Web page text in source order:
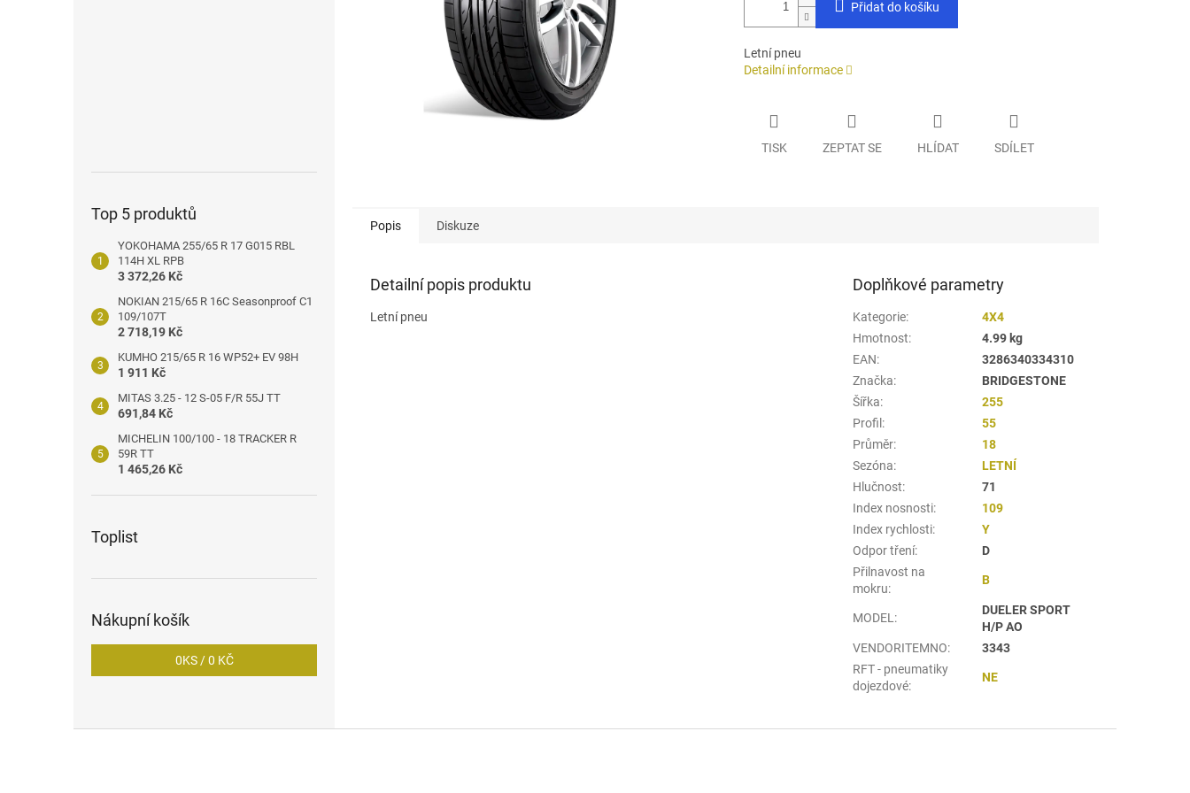
Top 5 produktů
YOKOHAMA 255/65 R 17 G015 RBL
114H XL RPB
3 372,26 Kč
NOKIAN 215/65 R 16C Seasonproof C1
109/107T
2 718,19 Kč
KUMHO 215/65 R 16 WP52+ EV 98H
1 911 Kč
MITAS 3.25 - 12 S-05 F/R 55J TT
691,84 Kč
MICHELIN 100/100 - 18 TRACKER R
59R TT
1 465,26 Kč
Toplist
Nákupní košík
0KS /0 KČ
Přidat do košíku
Letní pneu
Detailní informace
TISK ZEPTAT SE HLÍDAT SDÍLET
Popis Diskuze
Detailní popis produktu
Letní pneu
Doplňkové parametry
Kategorie:
4X4
Hmotnost:
4.99 kg
EAN:
3286340334310
Značka:
BRIDGESTONE
Šířka:
255
Profil :
55
Průměr:
18
Sezóna:
LETNÍ
Hlučnost:
71
Index nosnosti:
109
Index rychlosti:
Y
Odpor tření:
D
Přilnavost na
mokru:
B
MODEL :
DUELER SPORT
H/P AO
VENDORITEMNO:
3343
RFT - pneumatiky
dojezdové:
NE